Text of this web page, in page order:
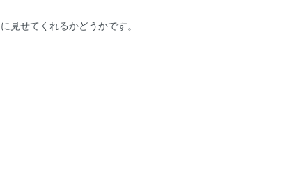
見せてくれるかどうかです。